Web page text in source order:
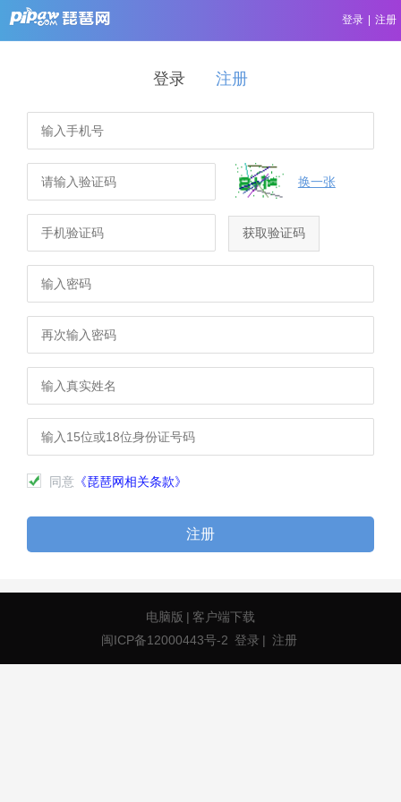
登录 注册
登录 注册
换一张
获取验证码
同意 《琵琶网相关条款》
注册
电脑版 | 客户端下载
闽ICP备12000443号-2 登录 | 注册